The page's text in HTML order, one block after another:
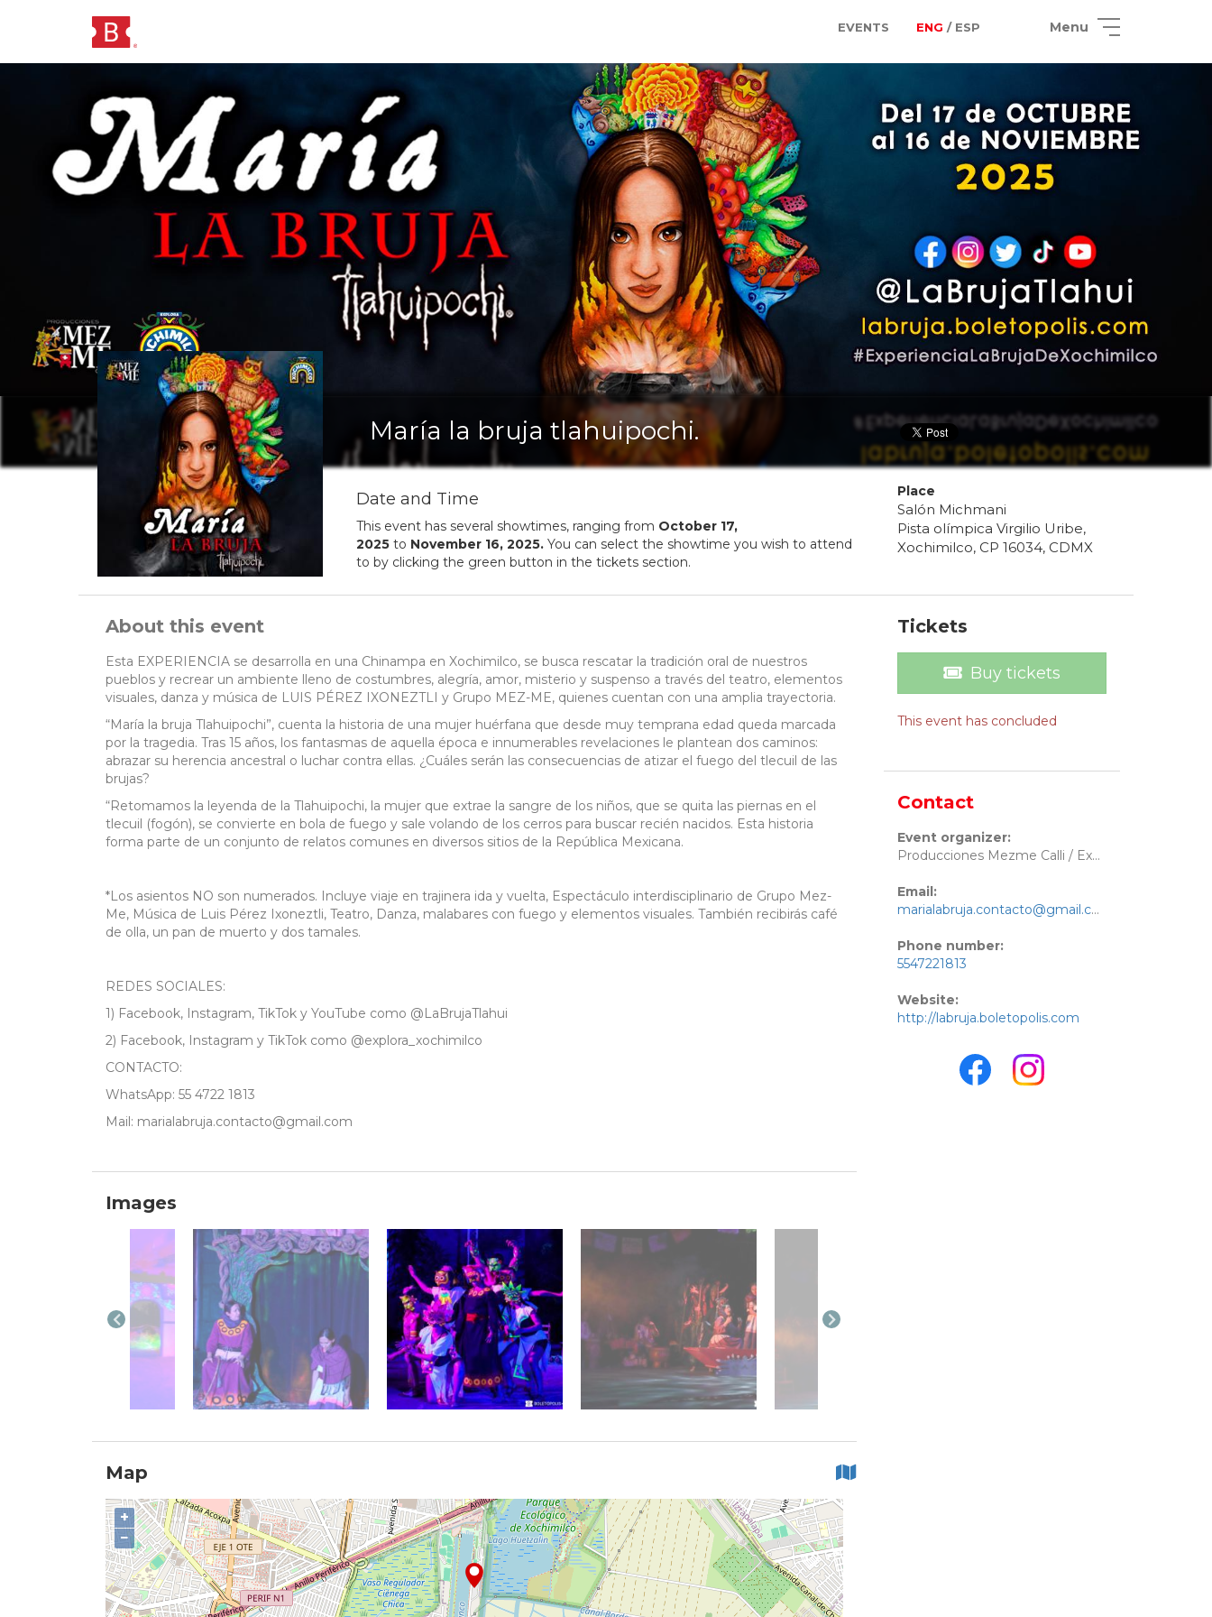
EVENTS ENG / ESP Menu
María la bruja tlahuipochi.
Date and Time
This event has several showtimes, ranging from October 17,
2025to November 16, 2025.You can select the showtime you wish to attend
to by clicking the green button in the tickets section.
Place
Salón Michmani
Pista olímpica Virgilio Uribe,
Xochimilco, CP 16034, CDMX
About this event
Esta EXPERIENCIA se desarrolla en una Chinampa en Xochimilco, se busca rescatar la tradición oral de nuestros
pueblos y recrear un ambiente lleno de costumbres, alegría, amor, misterio y suspenso a través del teatro, elementos
visuales, danza y música de LUIS PÉREZ IXONEZTLI y Grupo MEZ-ME, quienes cuentan con una amplia trayectoria.
“María la bruja Tlahuipochi”, cuenta la historia de una mujer huérfana que desde muy temprana edad queda marcada
por la tragedia. Tras 15 años, los fantasmas de aquella época e innumerables revelaciones le plantean dos caminos:
abrazar su herencia ancestral o luchar contra ellas. ¿Cuáles serán las consecuencias de atizar el fuego del tlecuil de las
brujas?
“Retomamos la leyenda de la Tlahuipochi, la mujer que extrae la sangre de los niños, que se quita las piernas en el
tlecuil (fogón), se convierte en bola de fuego y sale volando de los cerros para buscar recién nacidos. Esta historia
forma parte de un conjunto de relatos comunes en diversos sitios de la República Mexicana.
*Los asientos NO son numerados. Incluye viaje en trajinera ida y vuelta, Espectáculo interdisciplinario de Grupo Mez-
Me, Música de Luis Pérez Ixoneztli, Teatro, Danza, malabares con fuego y elementos visuales. También recibirás café
de olla, un pan de muerto y dos tamales.
REDES SOCIALES:
1) Facebook, Instagram, TikTok y YouTube como @LaBrujaTlahui
2) Facebook, Instagram y TikTok como @explora_xochimilco
CONTACTO:
WhatsApp: 55 4722 1813
Mail: marialabruja.contacto@gmail.com
Images
Map
+
−
Tickets
Buy tickets
This event has concluded
Contact
Event organizer:
Producciones Mezme Calli / Explora Xochimilco
Email:
marialabruja.contacto@gmail.com
Phone number:
5547221813
Website:
http://labruja.boletopolis.com